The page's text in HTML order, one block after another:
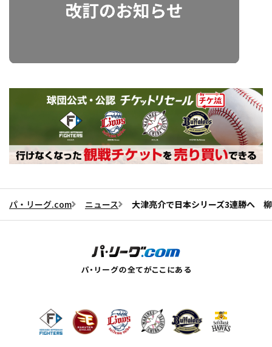
パ・リーグ.com ニュース 大津亮介で日本シリーズ3連勝へ